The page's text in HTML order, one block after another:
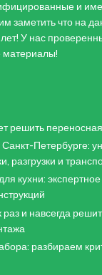
и
заметить что на
У нас
материалы!
решить
Петербурге:
разгрузки и
кухни:
раз и навсегда
разбираем